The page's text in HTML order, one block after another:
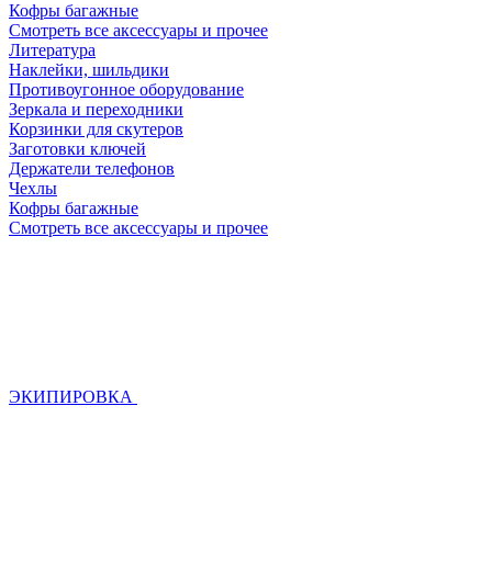
Кофры багажные
Смотреть все аксессуары и прочее
Литература
Наклейки, шильдики
Противоугонное оборудование
Зеркала и переходники
Корзинки для скутеров
Заготовки ключей
Держатели телефонов
Чехлы
Кофры багажные
Смотреть все аксессуары и прочее
ЭКИПИРОВКА